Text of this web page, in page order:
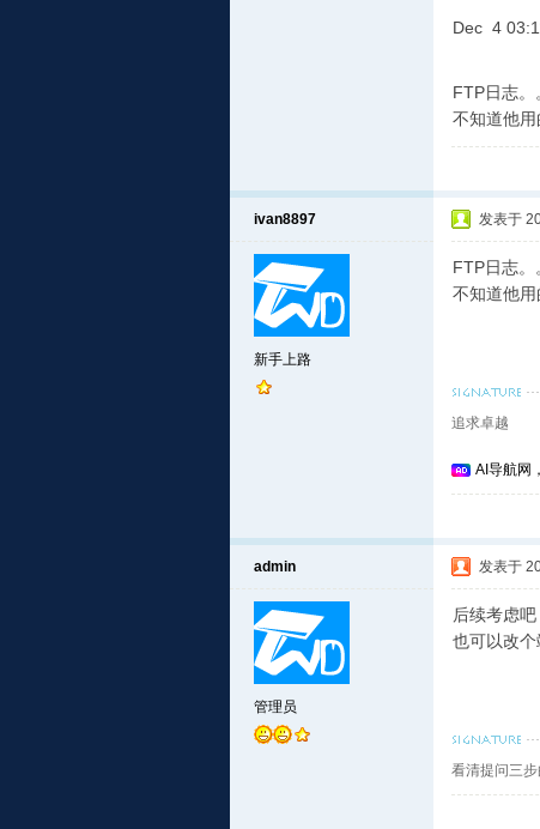
Dec 4
FTP日志。
不知道他
ivan8897
新手上路
发表于
FTP日志。
不知道他
追求卓越
AI导航网
admin
管理员
发表于
后续考虑吧
也可以改
看清提问三